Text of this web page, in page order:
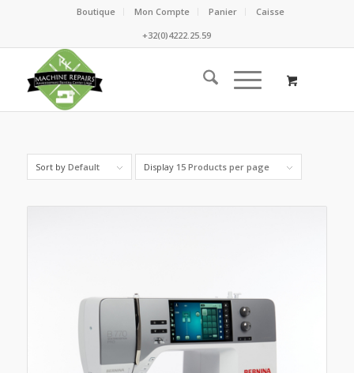
Boutique Mon Compte Panier
Caisse
+32(0)4222.25.59
Sort by Default Display 15 Products per page